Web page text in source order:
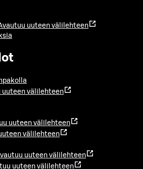
uuteen välilehteen
uuteen välilehteen
uuteen välilehteen
välilehteen
uuteen välilehteen
uuteen välilehteen